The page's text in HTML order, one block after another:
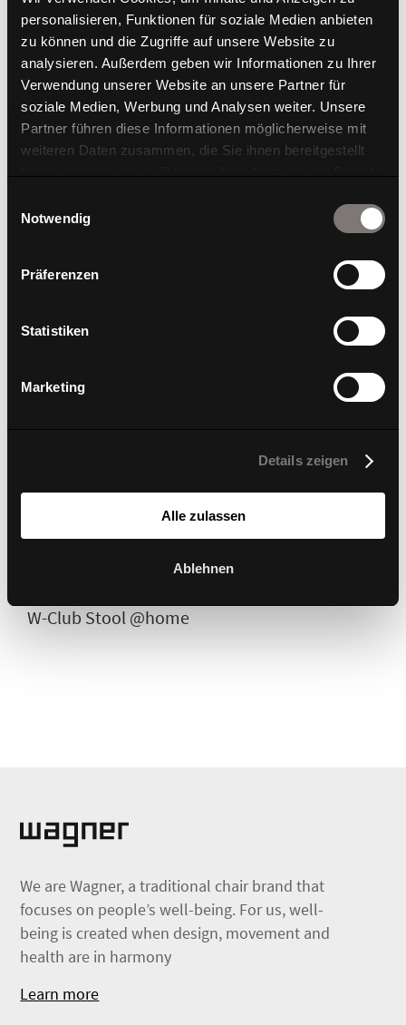
personalisieren, Funktionen für soziale Medien anbieten
zu können und die Zugriffe auf unsere Website zu
analysieren. Außerdem geben wir Informationen zu Ihrer
Verwendung unserer Website an unsere Partner für
soziale Medien, Werbung und Analysen weiter. Unsere
Partner führen diese Informationen möglicherweise mit
weiteren Daten zusammen, die Sie ihnen bereitgestellt
Notwendig
Präferenzen
Statistiken
Marketing
Details zeigen
Alle zulassen
Ablehnen
W-Club Low W-Club Low @home
W-Club Stool
W-Club Stool @home
We are Wagner, a traditional chair brand that
focuses on people’s well-being. For us, well-
being is created when design, movement and
health are in harmony
Learn more